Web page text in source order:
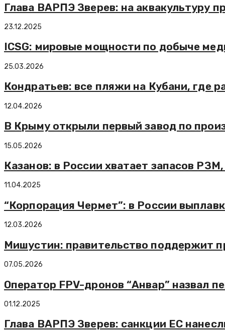
Глава ВАРПЭ Зверев: на аквакультуру
23.12.2025
ICSG: мировые мощности по добыче
25.03.2026
Кондратьев: все пляжи на Кубани, где
12.04.2026
В Крыму открыли первый завод по
15.05.2026
Казанов: в России хватает запасов
11.04.2025
“Корпорация Чермет”: в России
12.03.2026
Мишустин: правительство поддержит
07.05.2026
Оператор FPV-дронов “Анвар” назвал
01.12.2025
Глава ВАРПЭ Зверев: санкции ЕС